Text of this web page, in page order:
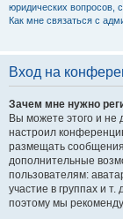
юридических вопросов,
Как мне связаться с
Вход на
Зачем мне нужно
Вы можете этого и не
настроил
размещать
дополнительные
пользователям:
участие в группах и т.
поэтому мы